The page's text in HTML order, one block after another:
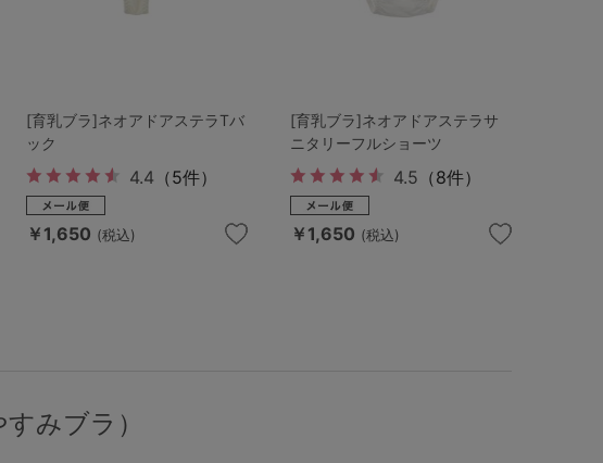
[育乳ブラ]ネオアドアステラTバ
ック
4.4 （5件）
￥1,650 (税込)
[育乳ブラ]ネオアドアステラサ
ニタリーフルショーツ
4.5 （8件）
￥1,650 (税込)
みブラ）